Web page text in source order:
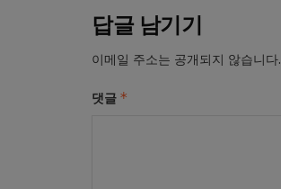
답글 남기기
이메일 주소는 공개되지 않습니다.
댓글 *